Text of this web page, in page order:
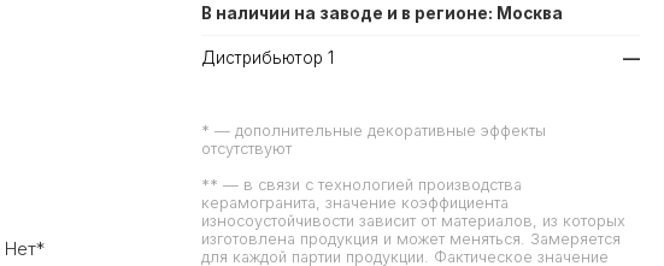
Нет*
В наличии на заводе и в регионе: Москва
Дистрибьютор 1 —
* — дополнительные декоративные эффекты
отсутствуют
** — в связи с технологией производства
керамогранита, значение коэффициента
износоустойчивости зависит от материалов, из которых
изготовлена продукция и может меняться. Замеряется
для каждой партии продукции. Фактическое значение